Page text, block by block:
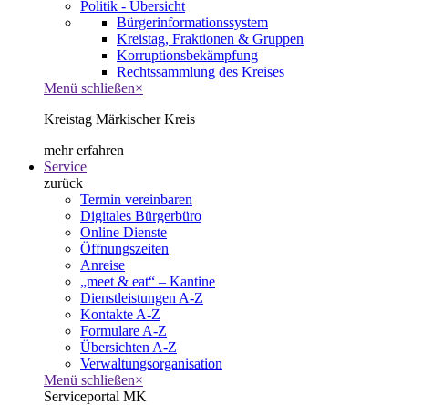
Politik - Übersicht
Bürgerinformationssystem
Kreistag, Fraktionen & Gruppen
Korruptionsbekämpfung
Rechtssammlung des Kreises
Menü schließen×
Kreistag Märkischer Kreis
mehr erfahren
Service
zurück
Termin vereinbaren
Digitales Bürgerbüro
Online Dienste
Öffnungszeiten
Anreise
„meet & eat“ – Kantine
Dienstleistungen A-Z
Kontakte A-Z
Formulare A-Z
Übersichten A-Z
Verwaltungsorganisation
Menü schließen×
Serviceportal MK